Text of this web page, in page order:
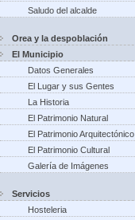
Saludo del alcalde
Orea y la despoblación
El Municipio
Datos Generales
El Lugar y sus Gentes
La Historia
El Patrimonio Natural
El Patrimonio Arquitectónico
El Patrimonio Cultural
Galería de Imágenes
Servicios
Hosteleria